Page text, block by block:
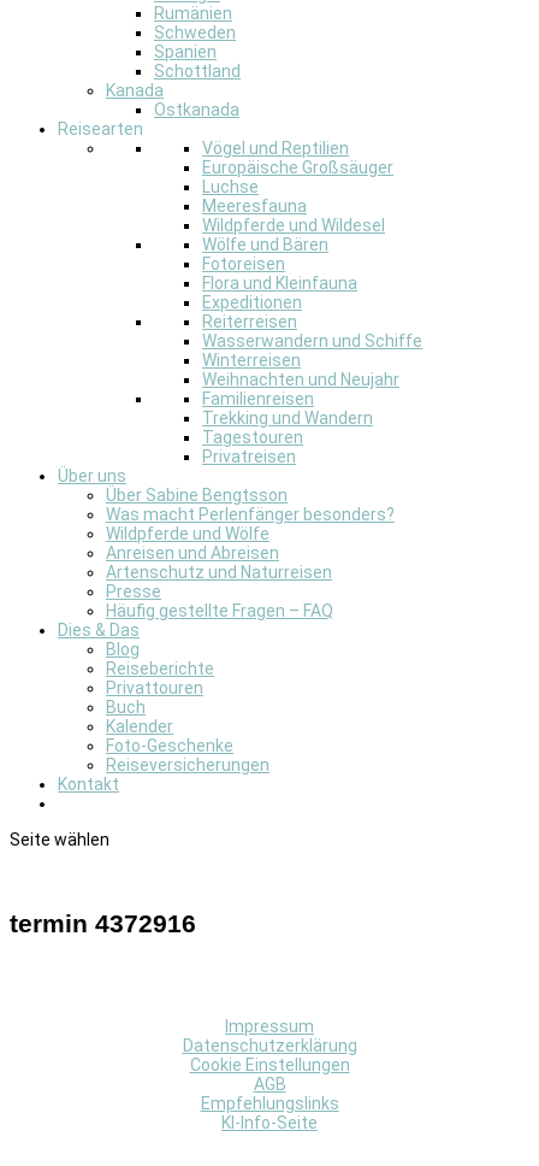
Rumänien
Schweden
Spanien
Schottland
Kanada
Ostkanada
Reisearten
Vögel und Reptilien
Europäische Großsäuger
Luchse
Meeresfauna
Wildpferde und Wildesel
Wölfe und Bären
Fotoreisen
Flora und Kleinfauna
Expeditionen
Reiterreisen
Wasserwandern und Schiffe
Winterreisen
Weihnachten und Neujahr
Familienreisen
Trekking und Wandern
Tagestouren
Privatreisen
Über uns
Über Sabine Bengtsson
Was macht Perlenfänger besonders?
Wildpferde und Wölfe
Anreisen und Abreisen
Artenschutz und Naturreisen
Presse
Häufig gestellte Fragen – FAQ
Dies & Das
Blog
Reiseberichte
Privattouren
Buch
Kalender
Foto-Geschenke
Reiseversicherungen
Kontakt
Seite wählen
termin 4372916
Impressum
Datenschutzerklärung
Cookie Einstellungen
AGB
Empfehlungslinks
KI-Info-Seite